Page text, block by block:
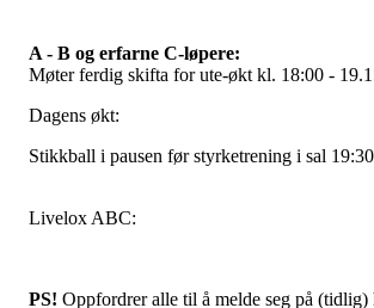
A - B og erfarne C-løpere:
Møter ferdig skifta for ute-økt kl. 18:00 -
Dagens økt:
Stikkball i pausen før styrketrening i sal
Livelox ABC:
PS! Oppfordrer alle til å melde seg på (tidlig)